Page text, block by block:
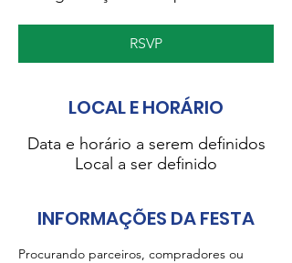
RSVP
LOCAL E HORÁRIO
Data e horário a serem definidos
Local a ser definido
INFORMAÇÕES DA FESTA
Procurando parceiros, compradores ou